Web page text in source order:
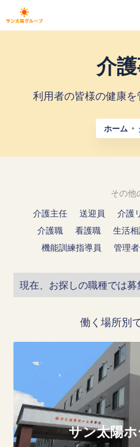
介
利用者の皆様の健康
ホーム
その他
介護主任
送迎員 介護
介護職
看護職 生活相
機能訓練指導員
管理
現在、お探しの職種では募
働く場所別
サン太陽ホ